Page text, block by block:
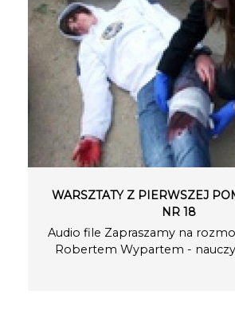
WARSZTATY Z PIERWSZEJ
NR 18
Audio file Zapraszamy na
Robertem Wypartem -